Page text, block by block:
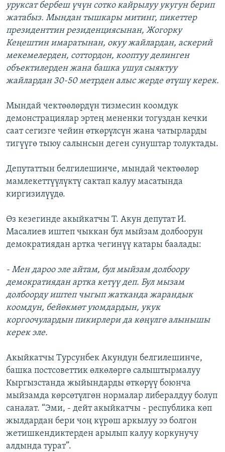
уруксат бербеш үчүн сотко кайрылуу укугун берип
жатабыз. Мындан тышкары митинг, пикеттер
президенттин резиденциясынан, Жогорку
Кеңештин имаратынан, окуу жайлардан, аскерий
мекемелерден, соттордон, кооптуу делинген
объектилерден жана башка ушул сыяктуу
жайлардан 30-50 метрден алыс жерде өтүшү керек.
Мындай чектөөлөрдүн тизмесин коомдук
демонстрациялар эртең мененки тогуздан кечки
саат сегизге чейин өткөрүлсүн жана чатырларды
тигүүгө тыюу салынсын деген сунуштар толуктады.
Депутаттын белгилешинче, мындай чектөөлөр
мамлекеттүүлүктү сактап калуу масатында
киргизилүүдө.
Өз кезегинде акыйкатчы Т. Акун депутат И.
Масалиев иштеп чыккан бул мыйзам долбоорун
демократиядан артка чегинүү катары баалады:
- Мен дароо эле айтам, бул мыйзам долбоору
демократиядан артка кетүү деп. Бул мызам
долбоорду иштеп чыгып жатканда жарандык
коомдун, бейөкмөт уюмдардын, укук
коргоочулардын пикирлери да көңүлгө алынышы
керек эле.
Акыйкатчы Турсунбек Акундун белгилешинче,
башка постсоветтик өлкөлөргө салыштырмалуу
Кыргызстанда жыйындарды өткөрүү боюнча
мыйзамда көрсөтүлгөн нормалар либералдуу болуп
саналат. “Эми, - дейт акыйкатчы - республика көп
жылдардан бери чоң күрөш аркылуу ээ болгон
жетишкендиктерден арылып калуу коркунучу
алдында турат”.